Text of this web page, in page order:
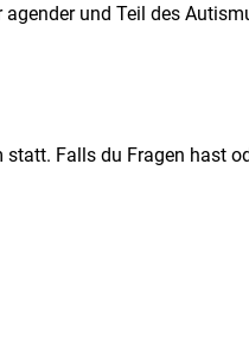
und Teil des
Falls du Fragen hast